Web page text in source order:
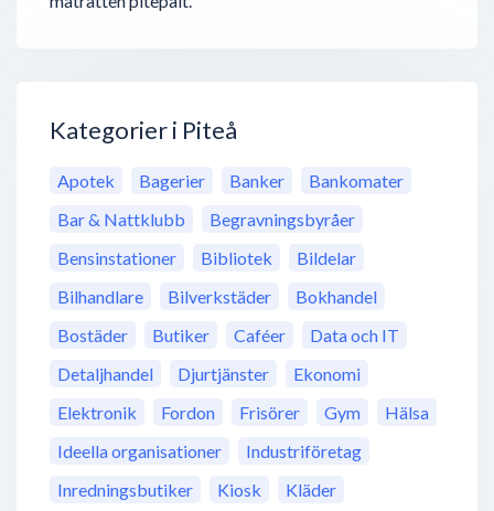
Kategorier i Piteå
Apotek Bagerier Banker
Bankomater
Bar & Nattklubb
Begravningsbyråer
Bensinstationer
Bibliotek
Bildelar
Bilhandlare
Bilverkstäder
Bokhandel
Bostäder
Butiker Caféer
Data och IT
Detaljhandel
Djurtjänster
Ekonomi
Elektronik
Fordon Frisörer Gym
Hälsa
Ideella organisationer
Industriföretag
Inredningsbutiker
Kiosk
Kläder